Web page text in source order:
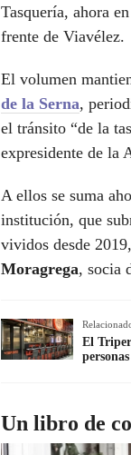
Tasquería, ahora
frente de Viavélez.
El volumen
de la Serna,
el tránsito “de la
expresidente de la
A ellos se suma
institución, que
vividos desde
Moragrega, socia
El
personas
Un libro de